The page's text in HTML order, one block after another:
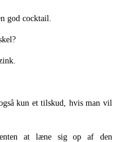
god cocktail.
kun et tilskud, hvis man vil
at læne sig op af den